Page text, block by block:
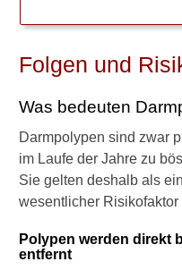
Folgen und
Was bedeuten
Darmpolypen sind zwar
im Laufe der Jahre zu
Sie gelten deshalb als
wesentlicher Risikofaktor
Polypen werden direkt
entfernt
n
l
i
r
d
a
u
s
a
r